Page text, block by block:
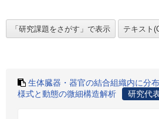
生体臓器・器官の結合組織内に分
様式と動態の微細構造解析
研究代